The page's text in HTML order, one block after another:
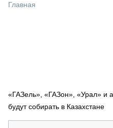
СПЕЦПРОЕКТЫ
МЕРОПРИЯТИЯ
СТАТЬИ ПО
Главная
«ГАЗель», «ГАЗон», «Урал» и
будут собирать в Казахстане